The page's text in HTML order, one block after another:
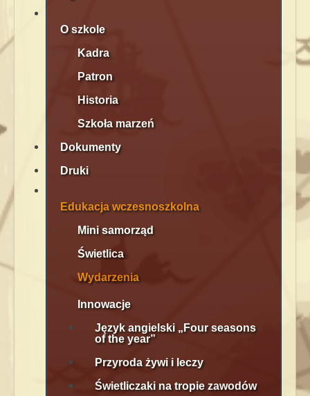
O szkole
Kadra
Patron
Historia
Szkoła marzeń
Dokumenty
Druki
Edukacja wczesnoszkolna
Mini samorząd
Świetlica
Wydarzenia
Innowacje
Język angielski „Four seasons
of the year”
Przyroda żywi i leczy
Świetliczaki na tropie zawodów